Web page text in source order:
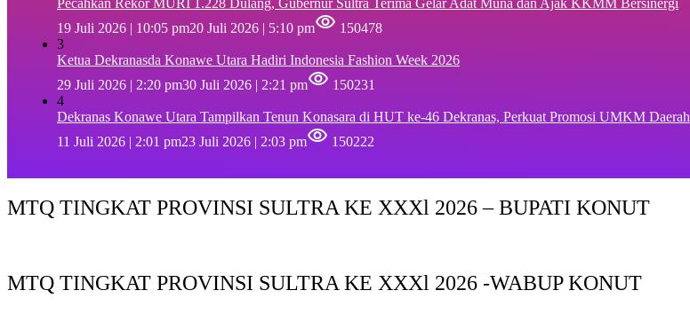
19 Juli 2026 | 10:05 pm20 Juli 2026 | 5:10 pm
150478
3
Ketua Dekranasda Konawe Utara Hadiri Indonesia Fashion Week 2026
29 Juli 2026 | 2:20 pm30 Juli 2026 | 2:21 pm
150231
4
Dekranas Konawe Utara Tampilkan Tenun Konasara di HUT ke-46 Dekranas, Perkuat Promosi UMKM Daerah
11 Juli 2026 | 2:01 pm23 Juli 2026 | 2:03 pm 150222
MTQ TINGKAT PROVINSI SULTRA KE XXXl 2026 – BUPATI KONUT
MTQ TINGKAT PROVINSI SULTRA KE XXXl 2026 -WABUP KONUT